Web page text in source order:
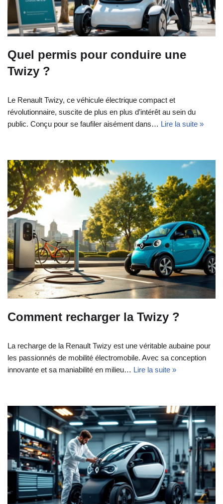
Quel permis pour conduire une
Twizy ?
Le Renault Twizy, ce véhicule électrique compact et
révolutionnaire, suscite de plus en plus d’intérêt au sein du
public. Conçu pour se faufiler aisément dans… Lire la suite »
Comment recharger la Twizy ?
La recharge de la Renault Twizy est une véritable aubaine pour
les passionnés de mobilité électromobile. Avec sa conception
innovante et sa maniabilité en milieu… Lire la suite »